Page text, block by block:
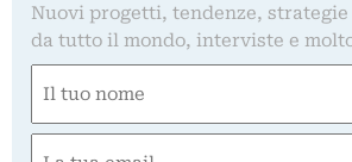
Nuovi progetti, tendenze,
da tutto il mondo, interviste e
(Required)
First